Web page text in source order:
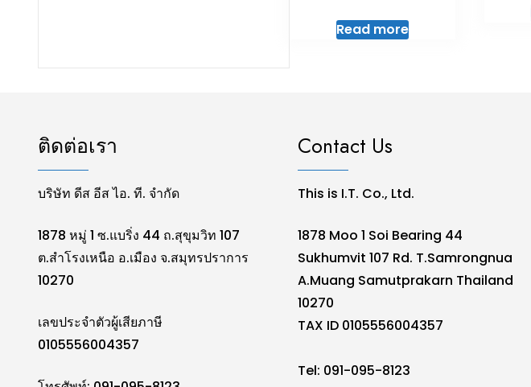
Read more
ติดต่อเรา
บริษัท ดีส อีส ไอ. ที. จำกัด
1878 หมู่ 1 ซ.แบริ่ง 44 ถ.สุขุมวิท 107
ต.สำโรงเหนือ อ.เมือง จ.สมุทรปราการ
10270
เลขประจำตัวผู้เสียภาษี
0105556004357
Contact Us
This is I.T. Co., Ltd.
1878 Moo 1 Soi Bearing 44
Sukhumvit 107 Rd. T.Samrongnua
A.Muang Samutprakarn Thailand
10270
TAX ID 0105556004357
Tel: 091-095-8123